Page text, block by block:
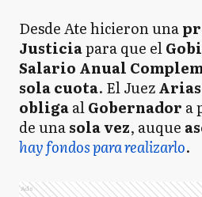
Desde Ate hicieron una
Justiciapara que el
Salario Anual
sola cuota. El JuezArias
obligaalGobernador a
de unasola vez, auque
hay fondos para realizarlo.
Ads